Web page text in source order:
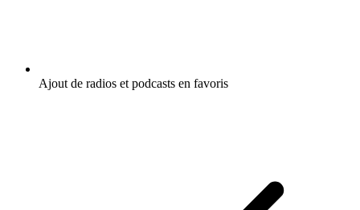
Ajout de radios et podcasts en favoris